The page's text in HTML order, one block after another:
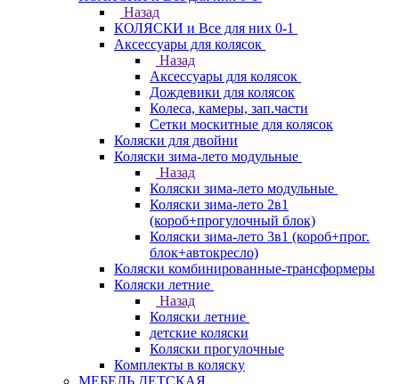
Назад
КОЛЯСКИ и Все для них 0-1
Аксессуары для колясок
Назад
Аксессуары для колясок
Дождевики для колясок
Колеса, камеры, зап.части
Сетки москитные для колясок
Коляски для двойни
Коляски зима-лето модульные
Назад
Коляски зима-лето модульные
Коляски зима-лето 2в1
(короб+прогулочный блок)
Коляски зима-лето 3в1 (короб+прог.
блок+автокресло)
Коляски комбинированные-трансформеры
Коляски летние
Назад
Коляски летние
детские коляски
Коляски прогулочные
Комплекты в коляску
МЕБЕЛЬ ДЕТСКАЯ